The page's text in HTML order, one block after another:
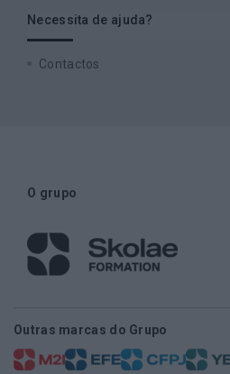
Necessita de ajuda?
Contactos
O grupo
Outras marcas do Grupo